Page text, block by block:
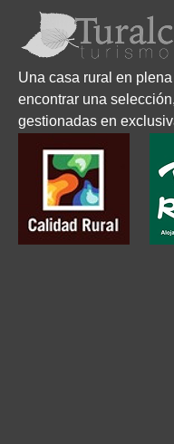
Una casa rural en
encontrar una
gestionadas en